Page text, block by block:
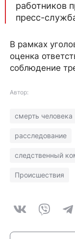
работников
пресс-
В рамках
оценка
соблюдение
Автор:
смерть человека
расследование
следственный
Происшествия